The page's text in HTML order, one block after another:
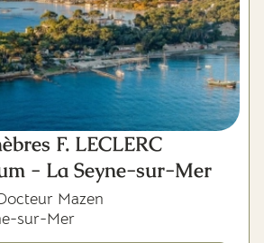
F. LECLERC
- La Seyne-sur-Mer
Mazen
sur-Mer